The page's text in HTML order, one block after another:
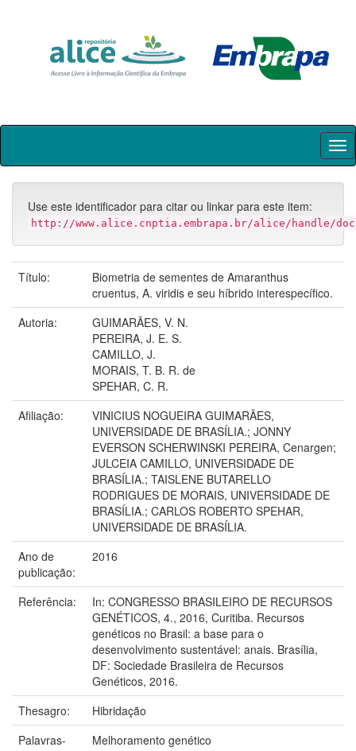
Skip
Use este identificador para citar ou linkar para este item:
http://www.alice.cnptia.embrapa.br/alice/handle/doc/
Título:
Biometria de sementes de Amaranthus
cruentus, A. viridis e seu híbrido interespecífico.
Autoria:
GUIMARÃES, V. N.
PEREIRA, J. E. S.
CAMILLO, J.
MORAIS, T. B. R. de
SPEHAR, C. R.
Afiliação:
VINICIUS NOGUEIRA GUIMARÃES,
UNIVERSIDADE DE BRASÍLIA.; JONNY
EVERSON SCHERWINSKI PEREIRA, Cenargen;
JULCEIA CAMILLO, UNIVERSIDADE DE
BRASÍLIA.; TAISLENE BUTARELLO
RODRIGUES DE MORAIS, UNIVERSIDADE DE
BRASÍLIA.; CARLOS ROBERTO SPEHAR,
UNIVERSIDADE DE BRASÍLIA.
Ano de
publicação:
2016
Referência:
In: CONGRESSO BRASILEIRO DE RECURSOS
GENÉTICOS, 4., 2016, Curitiba. Recursos
genéticos no Brasil: a base para o
desenvolvimento sustentável: anais. Brasília,
DF: Sociedade Brasileira de Recursos
Genéticos, 2016.
Thesagro:
Hibridação
Palavras-
Melhoramento genético